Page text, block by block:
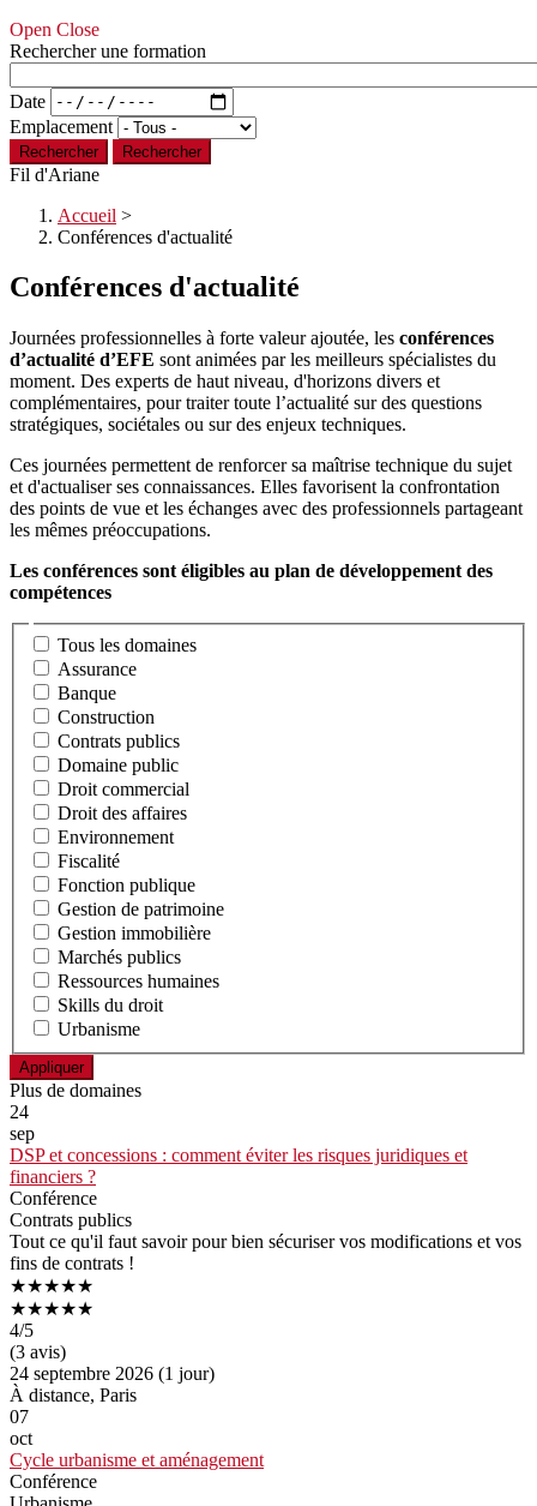
Open Close
Rechercher une formation
Date
Emplacement
Rechercher
Fil d'Ariane
Accueil >
Conférences d'actualité
Conférences d'actualité
Journées professionnelles à forte valeur ajoutée, les conférences
d’actualité d’EFE sont animées par les meilleurs spécialistes du
moment. Des experts de haut niveau, d'horizons divers et
complémentaires, pour traiter toute l’actualité sur des questions
stratégiques, sociétales ou sur des enjeux techniques.
Ces journées permettent de renforcer sa maîtrise technique du sujet
et d'actualiser ses connaissances. Elles favorisent la confrontation
des points de vue et les échanges avec des professionnels partageant
les mêmes préoccupations.
Les conférences sont éligibles au plan de développement des
compétences
Tous les domaines
Assurance
Banque
Construction
Contrats publics
Domaine public
Droit commercial​
Droit des affaires
Environnement
Fiscalité
Fonction publique
Gestion de patrimoine
Gestion immobilière
Marchés publics
Ressources humaines
Skills du droit
Urbanisme
Plus de domaines
24
sep
DSP et concessions : comment éviter les risques juridiques et
financiers ?
Conférence
Contrats publics
Tout ce qu'il faut savoir pour bien sécuriser vos modifications et vos
fins de contrats !
★★★★★
★★★★★
4/5
(3 avis)
24 septembre 2026 (1 jour)
À distance, Paris
07
oct
Cycle urbanisme et aménagement
Conférence